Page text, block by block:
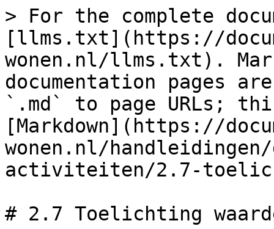
> For the complete
[llms.txt](https://
wonen.nl/llms.txt).
documentation pages
`.md` to page URLs;
[Markdown](https://
wonen.nl/
activiteiten/2.7-
# 2.7 Toelichting